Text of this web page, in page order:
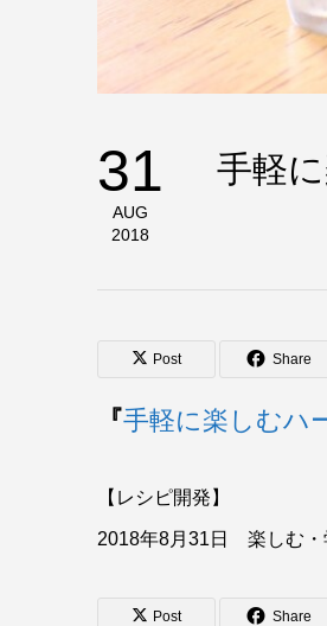
31
AUG
2018
手軽
Post Share
『手軽に楽しむハ
【レシピ開発】
2018年8月31日 楽しむ・
Post Share